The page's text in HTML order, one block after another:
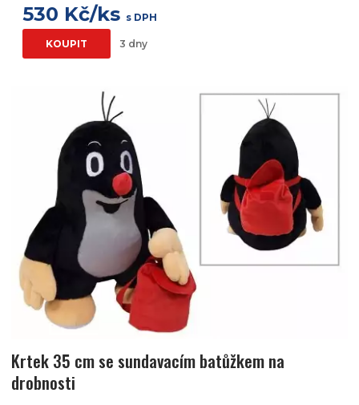
530 Kč/ks s DPH
KOUPIT 3 dny
Krtek 35 cm se sundavacím batůžkem na
drobnosti